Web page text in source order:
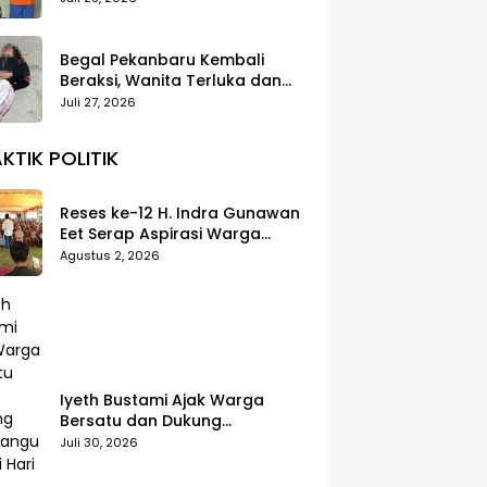
Begal Pekanbaru Kembali
Beraksi, Wanita Terluka dan
Motor Dibawa Kabur di Jalan
Juli 27, 2026
POLITIK
Reses ke-12 H. Indra Gunawan
Eet Serap Aspirasi Warga
Senggoro, Pendidikan hingga
Agustus 2, 2026
Iyeth Bustami Ajak Warga
Bersatu dan Dukung
Pembangunan di Hari Jadi
Juli 30, 2026